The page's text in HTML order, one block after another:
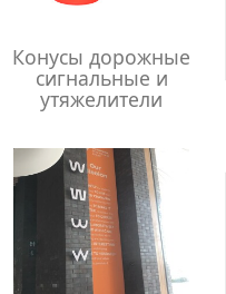
Конусы дорожные
сигнальные и
утяжелители